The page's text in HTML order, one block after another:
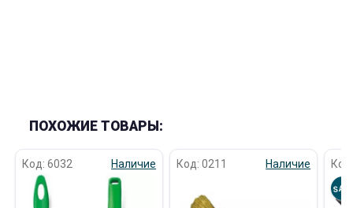
ПОХОЖИЕ ТОВАРЫ:
Код: 6032 Наличие Код: 0211 Наличие
SALE